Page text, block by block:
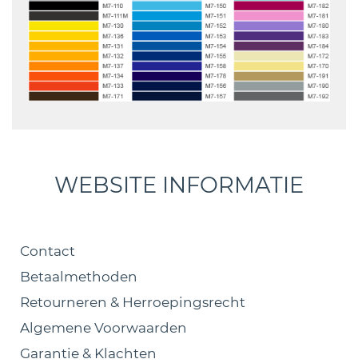
WEBSITE INFORMATIE
Contact
Betaalmethoden
Retourneren & Herroepingsrecht
Algemene Voorwaarden
Garantie & Klachten